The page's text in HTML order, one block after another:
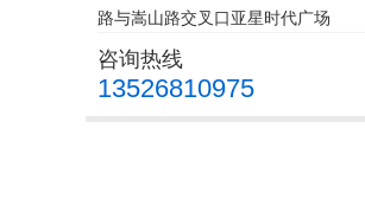
路与嵩山路交叉口亚星时代广场
咨询热线
13526810975